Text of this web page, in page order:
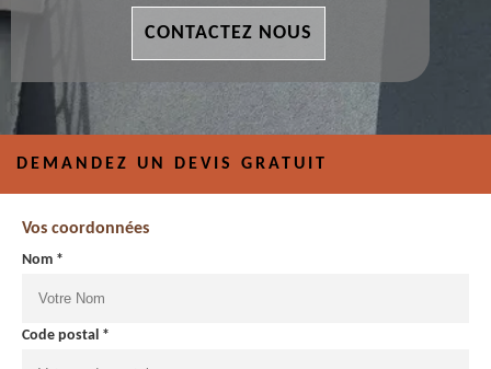
CONTACTEZ NOUS
DEMANDEZ UN DEVIS GRATUIT
Vos coordonnées
Nom *
Code postal *